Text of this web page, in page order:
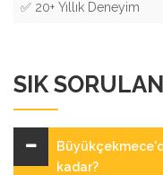
✅ 20+ Yıllık Deneyim
SIK
kadar?